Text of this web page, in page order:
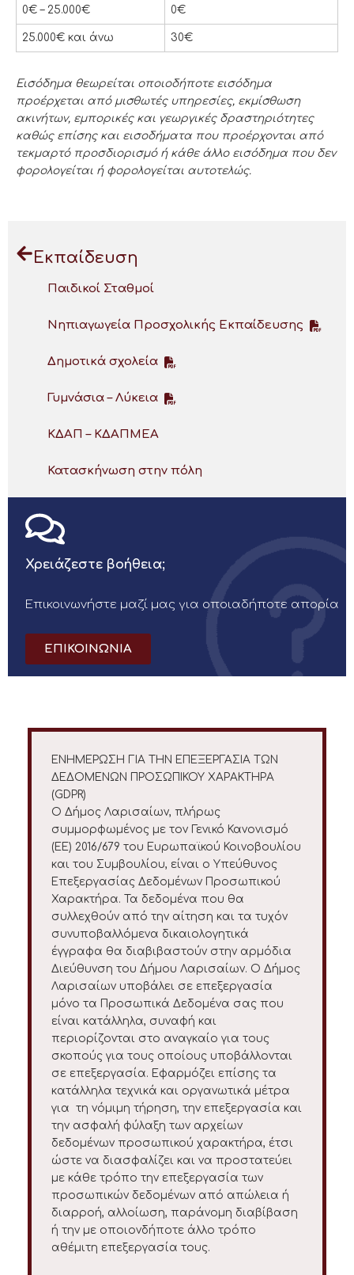
ΕΙΣΟΔΗΜΑ ΜΗΝΙΑΙΟ ΤΡΟΦΕΙΟ
0€ – 25.000€ 0€
25.000€ και άνω 30€
Εισόδημα θεωρείται οποιοδήποτε εισόδημα
προέρχεται από μισθωτές υπηρεσίες, εκμίσθωση
ακινήτων, εμπορικές και γεωργικές δραστηριότητες
καθώς επίσης και εισοδήματα που προέρχονται από
τεκμαρτό προσδιορισμό ή κάθε άλλο εισόδημα που δεν
φορολογείται ή φορολογείται αυτοτελώς.
Εκπαίδευση
Παιδικοί Σταθμοί
Νηπιαγωγεία Προσχολικής Εκπαίδευσης
Δημοτικά σχολεία
Γυμνάσια – Λύκεια
ΚΔΑΠ – ΚΔΑΠΜΕΑ
Κατασκήνωση στην πόλη
Χρειάζεστε βοήθεια;
Επικοινωνήστε μαζί μας για οποιαδήποτε απορία
ΕΠΙΚΟΙΝΩΝΙΑ
ΕΝΗΜΕΡΩΣΗ ΓΙΑ ΤΗΝ ΕΠΕΞΕΡΓΑΣΙΑ ΤΩΝ
ΔΕΔΟΜΕΝΩΝ ΠΡΟΣΩΠΙΚΟΥ ΧΑΡΑΚΤΗΡΑ
(GDPR)
Ο Δήμος Λαρισαίων, πλήρως
συμμορφωμένος με τον Γενικό Κανονισμό
(ΕΕ) 2016/679 του Ευρωπαϊκού Κοινοβουλίου
και του Συμβουλίου, είναι ο Υπεύθυνος
Επεξεργασίας Δεδομένων Προσωπικού
Χαρακτήρα. Τα δεδομένα που θα
συλλεχθούν από την αίτηση και τα τυχόν
συνυποβαλλόμενα δικαιολογητικά
έγγραφα θα διαβιβαστούν στην αρμόδια
Διεύθυνση του Δήμου Λαρισαίων. Ο Δήμος
Λαρισαίων υποβάλει σε επεξεργασία
μόνο τα Προσωπικά Δεδομένα σας που
είναι κατάλληλα, συναφή και
περιορίζονται στο αναγκαίο για τους
σκοπούς για τους οποίους υποβάλλονται
σε επεξεργασία. Εφαρμόζει επίσης τα
κατάλληλα τεχνικά και οργανωτικά μέτρα
για τη νόμιμη τήρηση, την επεξεργασία και
την ασφαλή φύλαξη των αρχείων
δεδομένων προσωπικού χαρακτήρα, έτσι
ώστε να διασφαλίζει και να προστατεύει
με κάθε τρόπο την επεξεργασία των
προσωπικών δεδομένων από απώλεια ή
διαρροή, αλλοίωση, παράνομη διαβίβαση
ή την με οποιονδήποτε άλλο τρόπο
αθέμιτη επεξεργασία τους.